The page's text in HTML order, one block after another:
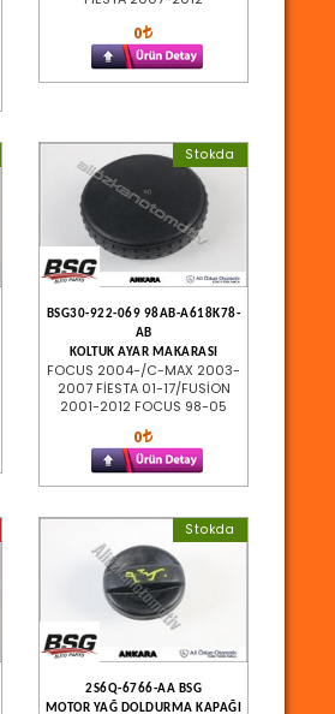
0
Stokda
BSG30-922-069 98AB-A618K78-
AB
KOLTUK AYAR MAKARASI
FOCUS 2004-/C-MAX 2003-
2007 FİESTA 01-17/FUSİON
2001-2012 FOCUS 98-05
0
Stokda
2S6Q-6766-AA BSG
MOTOR YAĞ DOLDURMA KAPAĞI